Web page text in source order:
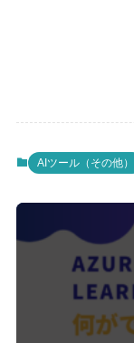
AIツール（その他）